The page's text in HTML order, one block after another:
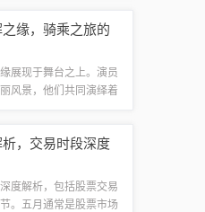
医药、健康保健等领...
缘，骑乘之旅的
展现于舞台之上。演员
风景，他们共同演绎着
刻。初识五月的舞台...
，交易时段深度
度解析，包括股票交易
。五月通常是股票市场